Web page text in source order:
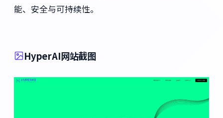
能、安全与可持续性。
HyperAI网站截图